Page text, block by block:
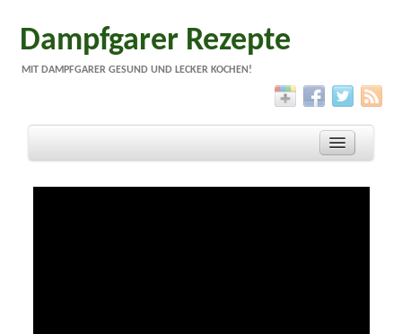
Dampfgarer Rezepte
MIT DAMPFGARER GESUND UND LECKER KOCHEN!